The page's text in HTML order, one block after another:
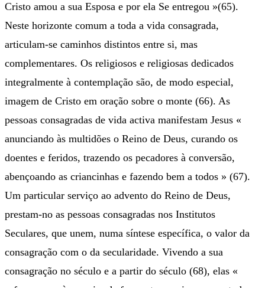
Cristo amou a sua Esposa e por ela Se entregou »(65).
Neste horizonte comum a toda a vida consagrada,
articulam-se caminhos distintos entre si, mas
complementares. Os religiosos e religiosas dedicados
integralmente à contemplação são, de modo especial,
imagem de Cristo em oração sobre o monte (66). As
pessoas consagradas de vida activa manifestam Jesus «
anunciando às multidões o Reino de Deus, curando os
doentes e feridos, trazendo os pecadores à conversão,
abençoando as criancinhas e fazendo bem a todos » (67).
Um particular serviço ao advento do Reino de Deus,
prestam-no as pessoas consagradas nos Institutos
Seculares, que unem, numa síntese específica, o valor da
consagração com o da secularidade. Vivendo a sua
consagração no século e a partir do século (68), elas «